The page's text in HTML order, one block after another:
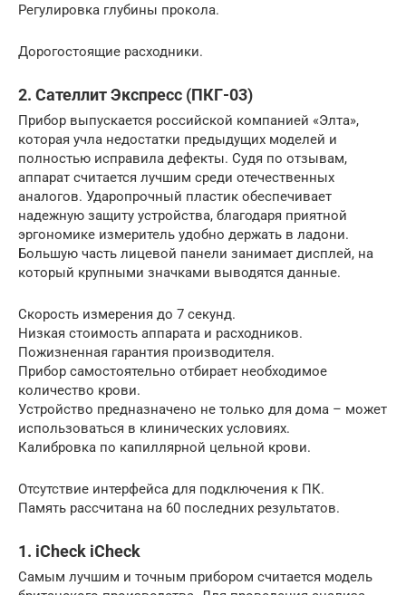
Регулировка глубины прокола.
Дорогостоящие расходники.
2. Сателлит Экспресс (ПКГ-03)
Прибор выпускается российской компанией «Элта»,
которая учла недостатки предыдущих моделей и
полностью исправила дефекты. Судя по отзывам,
аппарат считается лучшим среди отечественных
аналогов. Ударопрочный пластик обеспечивает
надежную защиту устройства, благодаря приятной
эргономике измеритель удобно держать в ладони.
Большую часть лицевой панели занимает дисплей, на
который крупными значками выводятся данные.
Скорость измерения до 7 секунд.
Низкая стоимость аппарата и расходников.
Пожизненная гарантия производителя.
Прибор самостоятельно отбирает необходимое
количество крови.
Устройство предназначено не только для дома – может
использоваться в клинических условиях.
Калибровка по капиллярной цельной крови.
Отсутствие интерфейса для подключения к ПК.
Память рассчитана на 60 последних результатов.
1. iCheck iCheck
Самым лучшим и точным прибором считается модель